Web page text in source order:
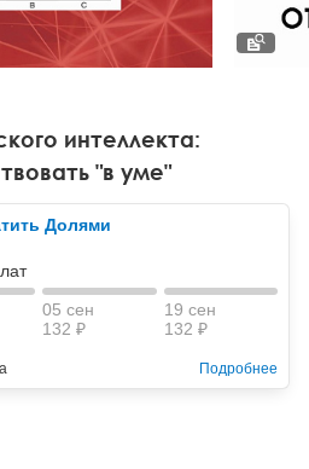
панические атаки
гипноз и НЛП
психология
психоанализ
интеллекта:
"в уме"
Долями
05 сен
132 ₽
19 сен
132 ₽
Подробнее